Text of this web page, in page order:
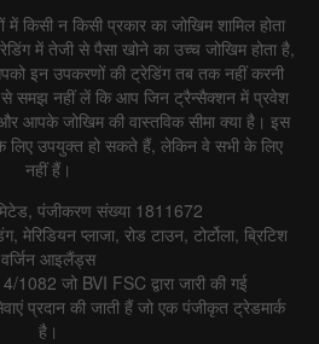
किसी न किसी प्रकार का जोखिम शामिल होता
में तेजी से पैसा खोने का उच्च जोखिम होता है,
इन उपकरणों की ट्रेडिंग तब तक नहीं करनी
समझ नहीं लें कि आप जिन ट्रैन्सैक्शन में प्रवेश
आपके जोखिम की वास्तविक सीमा क्या है। इस
लिए उपयुक्त हो सकते हैं, लेकिन वे सभी के लिए
नहीं हैं।
पंजीकरण संख्या 1811672
मेरिडियन प्लाजा, रोड टाउन, टोर्टोला, ब्रिटिश
वर्जिन आइलैंड्स
जो BVI FSC द्वारा जारी की गई
प्रदान की जाती हैं जो एक पंजीकृत ट्रेडमार्क
है।